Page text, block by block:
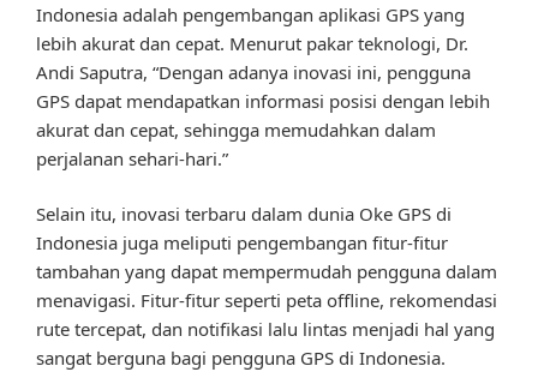
Indonesia adalah pengembangan aplikasi GPS yang
lebih akurat dan cepat. Menurut pakar teknologi, Dr.
Andi Saputra, “Dengan adanya inovasi ini, pengguna
GPS dapat mendapatkan informasi posisi dengan lebih
akurat dan cepat, sehingga memudahkan dalam
perjalanan sehari-hari.”
Selain itu, inovasi terbaru dalam dunia Oke GPS di
Indonesia juga meliputi pengembangan fitur-fitur
tambahan yang dapat mempermudah pengguna dalam
menavigasi. Fitur-fitur seperti peta offline, rekomendasi
rute tercepat, dan notifikasi lalu lintas menjadi hal yang
sangat berguna bagi pengguna GPS di Indonesia.